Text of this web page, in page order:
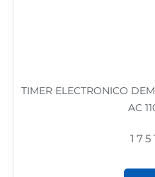
TIMER ELECTRONICO
AC